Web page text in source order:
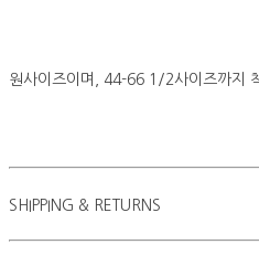
원사이즈이며, 44-66 1/2사이즈까지
SHIPPING & RETURNS